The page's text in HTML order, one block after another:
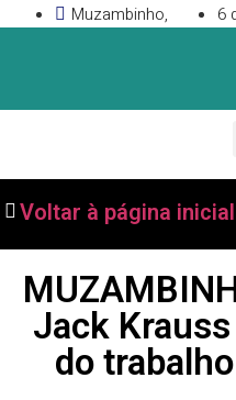
Muzambinho, 6
Voltar à página inicial
Jack
do